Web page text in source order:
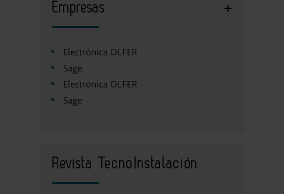
Empresas
Electrónica OLFER
Sage
Electrónica OLFER
Sage
Revista TecnoInstalación